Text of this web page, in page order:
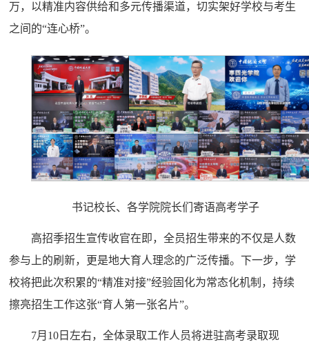
万，以精准内容供给和多元传播渠道，切实架好学校与考生
之间的“连心桥”。
书记校长、各学院院长们寄语高考学子
高招季招生宣传收官在即，全员招生带来的不仅是人数
参与上的刷新，更是地大育人理念的广泛传播。下一步，学
校将把此次积累的“精准对接”经验固化为常态化机制，持续
擦亮招生工作这张“育人第一张名片”。
7月10日左右，全体录取工作人员将进驻高考录取现